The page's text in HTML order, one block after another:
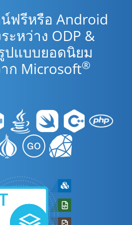
ฟรีหรือ Android
ะหว่าง ODP &
ปแบบยอดนิยม
ก Microsoft®